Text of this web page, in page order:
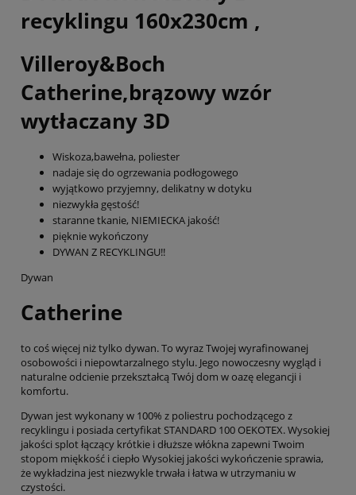
recyklingu 160x230cm ,
Villeroy&Boch
Catherine,brązowy wzór
wytłaczany 3D
Wiskoza,bawełna, poliester
nadaje się do ogrzewania podłogowego
wyjątkowo przyjemny, delikatny w dotyku
niezwykła gęstość!
staranne tkanie, NIEMIECKA jakość!
pięknie wykończony
DYWAN Z RECYKLINGU!!
Dywan
Catherine
to coś więcej niż tylko dywan. To wyraz Twojej wyrafinowanej
osobowości i niepowtarzalnego stylu. Jego nowoczesny wygląd i
naturalne odcienie przekształcą Twój dom w oazę elegancji i
komfortu.
Dywan jest wykonany w 100% z poliestru pochodzącego z
recyklingu i posiada certyfikat STANDARD 100 OEKOTEX. Wysokiej
jakości splot łączący krótkie i dłuższe włókna zapewni Twoim
stopom miękkość i ciepło Wysokiej jakości wykończenie sprawia,
że wykładzina jest niezwykle trwała i łatwa w utrzymaniu w
czystości.